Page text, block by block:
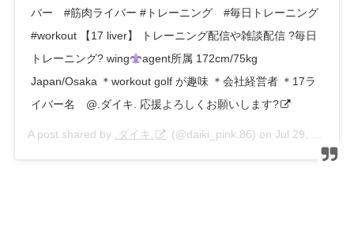
バー #筋肉ライバー #トレーニング #毎日トレーニング
#workout 【17 liver】 トレーニング配信や雑談配信 ?毎日
トレーニング? wing
agent所属 172cm/75kg
Japan/Osaka ＊workout golf が趣味 ＊会社経営者 ＊17ラ
イバー名 @.ダイキ. 応援よろしくお願いします?
A post shared by .ダイキ. (@daiki_pink.86) on Jul 29, 2020 at 3:12am PDT